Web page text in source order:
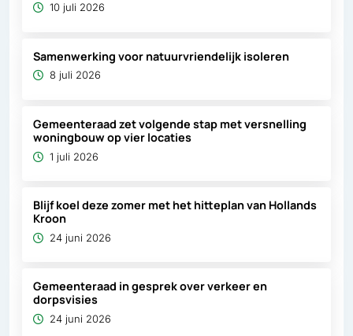
10 juli 2026
Samenwerking voor natuurvriendelijk isoleren
8 juli 2026
Gemeenteraad zet volgende stap met versnelling
woningbouw op vier locaties
1 juli 2026
Blijf koel deze zomer met het hitteplan van Hollands
Kroon
24 juni 2026
Gemeenteraad in gesprek over verkeer en
dorpsvisies
24 juni 2026